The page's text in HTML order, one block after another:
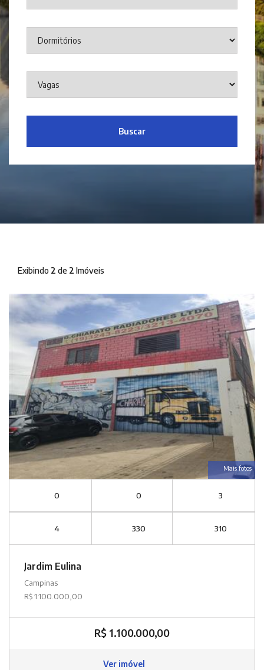
Buscar
Exibindo 2 de 2 Imóveis
Mais fotos
0 0 3
4 330 310
Jardim Eulina
Campinas
R$ 1.100.000,00
R$ 1.100.000,00
Ver imóvel